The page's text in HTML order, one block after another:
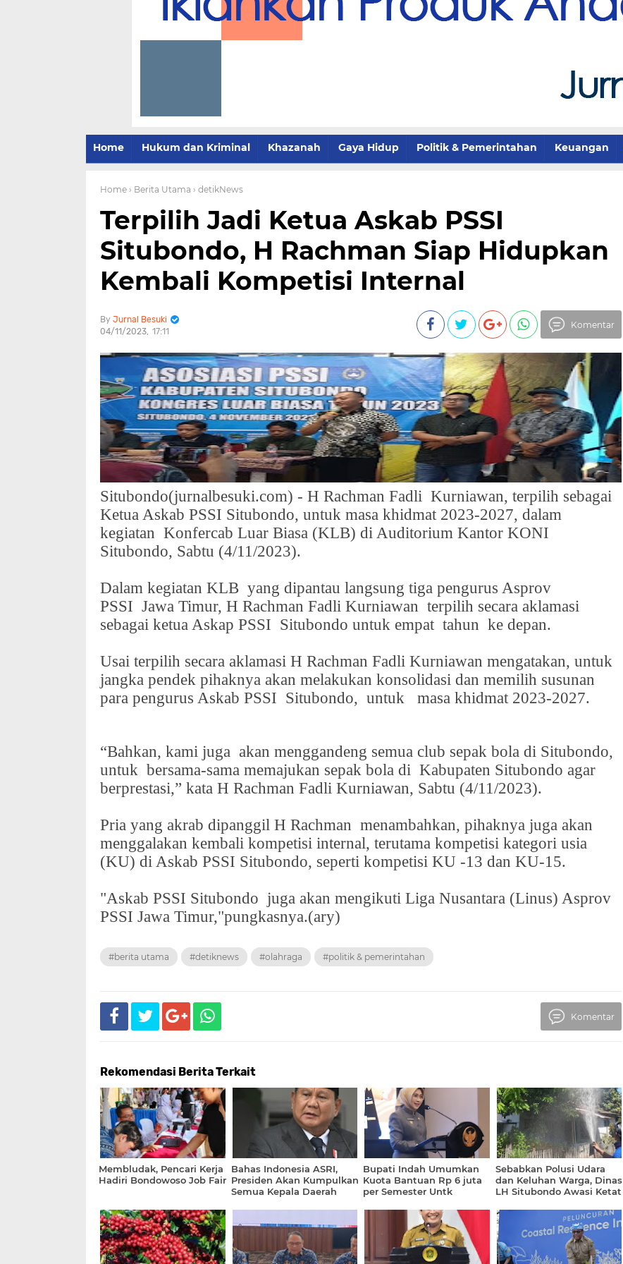
Home Hukum dan Kriminal Khazanah Gaya Hidup Politik & Pemerintahan Keuangan
Home › Berita Utama › detikNews
Terpilih Jadi Ketua Askab PSSI
Situbondo, H Rachman Siap Hidupkan
Kembali Kompetisi Internal
Jurnal Besuki
04/11/2023 17:11
Komentar
Situbondo(jurnalbesuki.com) - H Rachman Fadli Kurniawan, terpilih sebagai
Ketua Askab PSSI Situbondo, untuk masa khidmat 2023-2027, dalam
kegiatan Konfercab Luar Biasa (KLB) di Auditorium Kantor KONI
Situbondo, Sabtu (4/11/2023).
Dalam kegiatan KLB yang dipantau langsung tiga pengurus Asprov
PSSI Jawa Timur, H Rachman Fadli Kurniawan terpilih secara aklamasi
sebagai ketua Askap PSSI Situbondo untuk empat tahun ke depan.
Usai terpilih secara aklamasi H Rachman Fadli Kurniawan mengatakan, untuk
jangka pendek pihaknya akan melakukan konsolidasi dan memilih susunan
para pengurus Askab PSSI Situbondo, untuk masa khidmat 2023-2027.
“Bahkan, kami juga akan menggandeng semua club sepak bola di Situbondo,
untuk bersama-sama memajukan sepak bola di Kabupaten Situbondo agar
berprestasi,” kata H Rachman Fadli Kurniawan, Sabtu (4/11/2023).
Pria yang akrab dipanggil H Rachman menambahkan, pihaknya juga akan
menggalakan kembali kompetisi internal, terutama kompetisi kategori usia
(KU) di Askab PSSI Situbondo, seperti kompetisi KU -13 dan KU-15.
"Askab PSSI Situbondo juga akan mengikuti Liga Nusantara (Linus) Asprov
PSSI Jawa Timur,"pungkasnya.(ary)
#berita utama #detiknews #olahraga #politik & pemerintahan
Komentar
Rekomendasi Berita Terkait
Membludak, Pencari Kerja
Hadiri Bondowoso Job Fair
Bahas Indonesia ASRI,
Presiden Akan Kumpulkan
Semua Kepala Daerah
Bupati Indah Umumkan
Kuota Bantuan Rp 6 juta
per Semester Untk
Sebabkan Polusi Udara
dan Keluhan Warga, Dinas
LH Situbondo Awasi Ketat